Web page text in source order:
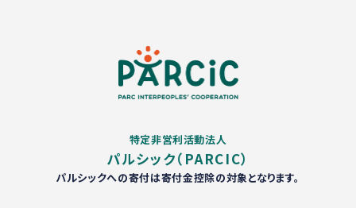
特定非営利活動法人
パルシック（PARCIC）
パルシックへの寄付は寄付金控除の対象となります。